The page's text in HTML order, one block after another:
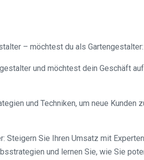
– möchtest du als
und möchtest dein Geschäft
und Techniken, um neue Kunden
Steigern Sie Ihren Umsatz mit
und lernen Sie, wie Sie